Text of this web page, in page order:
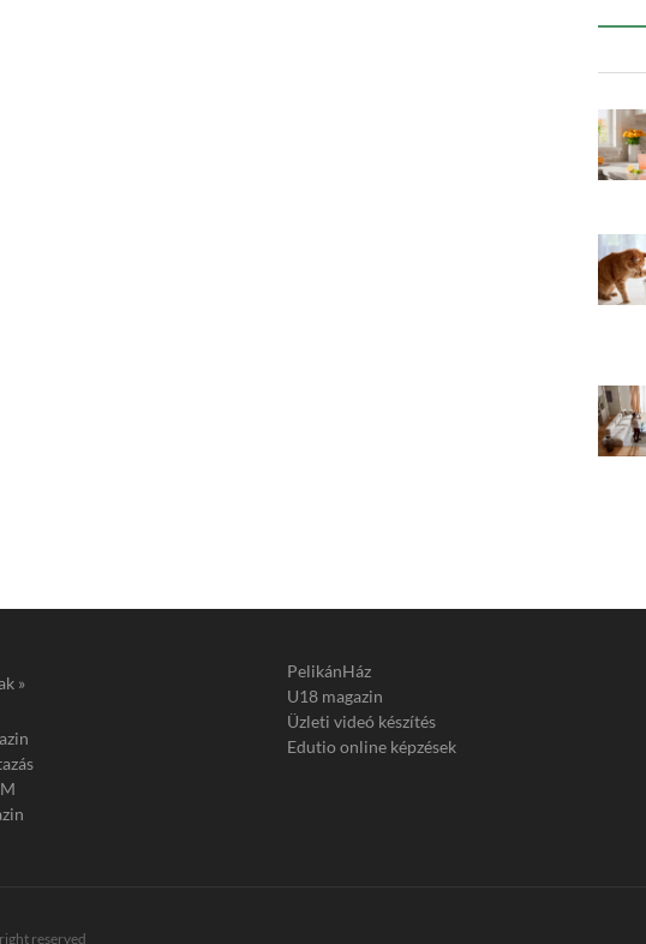
»
PelikánHáz
U18 magazin
Üzleti videó készítés
Edutio online képzések
reserved